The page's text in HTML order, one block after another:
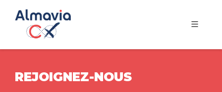
REJOIGNEZ-NOUS